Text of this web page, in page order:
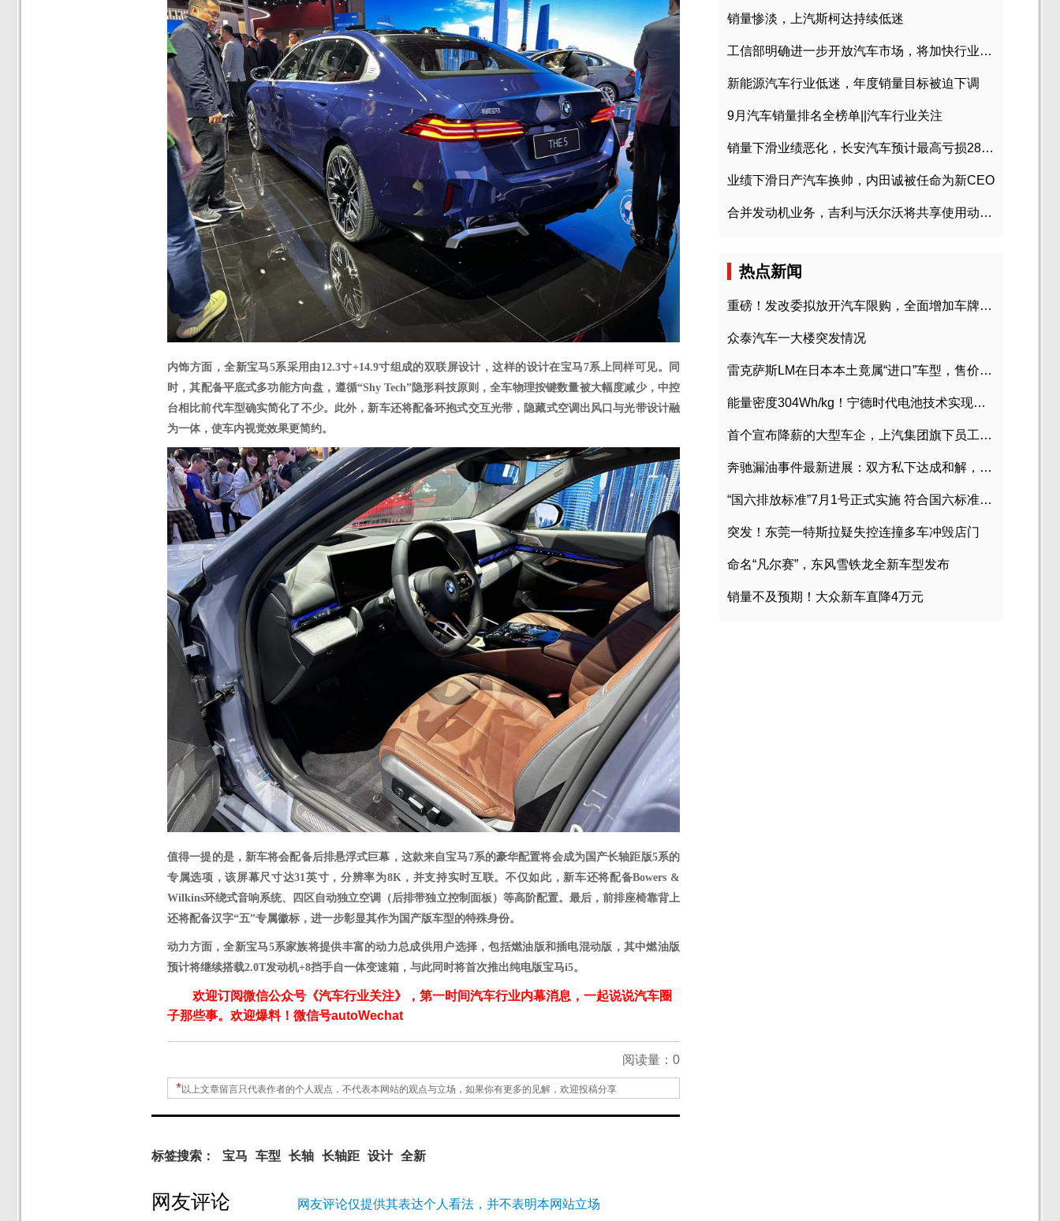
内饰方面，全新宝马5系采用由12.3寸+14.9寸组成的双联屏设计，这样的设计在宝马7系上同样可见。同
时，其配备平底式多功能方向盘，遵循“Shy Tech”隐形科技原则，全车物理按键数量被大幅度减少，中控
台相比前代车型确实简化了不少。此外，新车还将配备环抱式交互光带，隐藏式空调出风口与光带设计融
为一体，使车内视觉效果更简约。
值得一提的是，新车将会配备后排悬浮式巨幕，这款来自宝马7系的豪华配置将会成为国产长轴距版5系的
专属选项，该屏幕尺寸达31英寸，分辨率为8K，并支持实时互联。不仅如此，新车还将配备Bowers &
Wilkins环绕式音响系统、四区自动独立空调（后排带独立控制面板）等高阶配置。最后，前排座椅靠背上
还将配备汉字“五”专属徽标，进一步彰显其作为国产版车型的特殊身份。
动力方面，全新宝马5系家族将提供丰富的动力总成供用户选择，包括燃油版和插电混动版，其中燃油版
预计将继续搭载2.0T发动机+8挡手自一体变速箱，与此同时将首次推出纯电版宝马i5。
欢迎订阅微信公众号《汽车行业关注》，第一时间汽车行业内幕消息，一起说说汽车圈
子那些事。欢迎爆料！微信号autoWechat
阅读量： 0
*以上文章留言只代表作者的个人观点，不代表本网站的观点与立场，如果你有更多的见解，欢迎投稿分享
标签搜索： 宝马 车型 长轴 长轴距 设计 全新
网友评论 网友评论仅提供其表达个人看法，并不表明本网站立场
销量惨淡，上汽斯柯达持续低迷
工信部明确进一步开放汽车市场，将加快行业兼并重组
新能源汽车行业低迷，年度销量目标被迫下调
9月汽车销量排名全榜单||汽车行业关注
销量下滑业绩恶化，长安汽车预计最高亏损28亿元
业绩下滑日产汽车换帅，内田诚被任命为新CEO
合并发动机业务，吉利与沃尔沃将共享使用动力总成
热点新闻
重磅！发改委拟放开汽车限购，全面增加车牌指标
众泰汽车一大楼突发情况
雷克萨斯LM在日本本土竟属“进口”车型，售价2580万日元
能量密度304Wh/kg！宁德时代电池技术实现突破
首个宣布降薪的大型车企，上汽集团旗下员工降薪文件曝光
奔驰漏油事件最新进展：双方私下达成和解，工商已介入调查
“国六排放标准”7月1号正式实施 符合国六标准车型目录一览
突发！东莞一特斯拉疑失控连撞多车冲毁店门
命名“凡尔赛”，东风雪铁龙全新车型发布
销量不及预期！大众新车直降4万元